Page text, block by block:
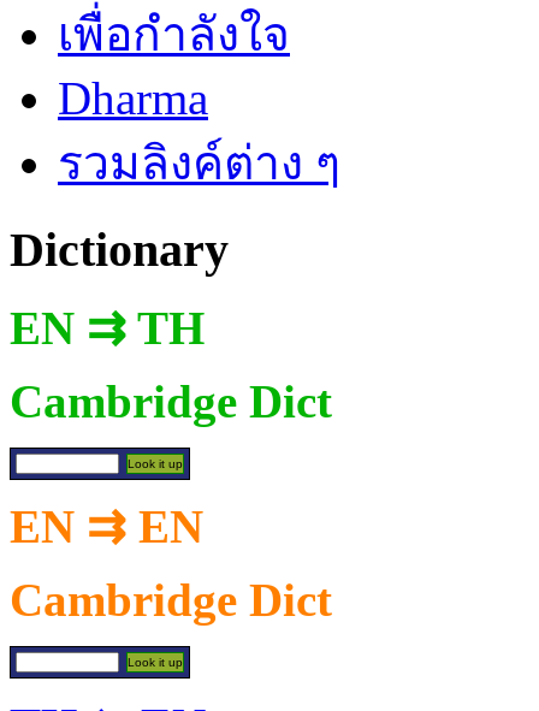
เพื่อกำลังใจ
Dharma
รวมลิงค์ต่าง ๆ
Dictionary
EN ⇉ TH
Cambridge Dict
EN ⇉ EN
Cambridge Dict